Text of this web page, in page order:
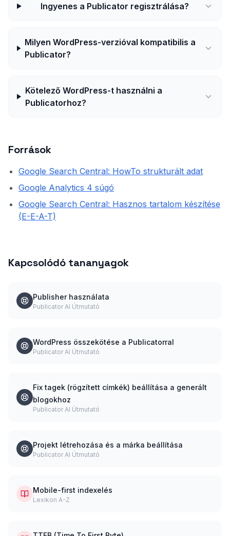
Ingyenes a Publicator regisztrálása?
Milyen WordPress-verzióval kompatibilis a
Publicator?
Kötelező WordPress-t használni a
Publicatorhoz?
Források
Google Search Central: HowTo strukturált adat
Google Analytics 4 súgó
Google Search Central: Hasznos tartalom készítése
(E-E-A-T)
Kapcsolódó tananyagok
Publisher használata
Publicator AI Útmutató
WordPress összekötése a Publicatorral
Publicator AI Útmutató
Fix tagek (rögzített címkék) beállítása a generált
blogokhoz
Publicator AI Útmutató
Projekt létrehozása és a márka beállítása
Publicator AI Útmutató
Mobile-first indexelés
Lexikon A-Z